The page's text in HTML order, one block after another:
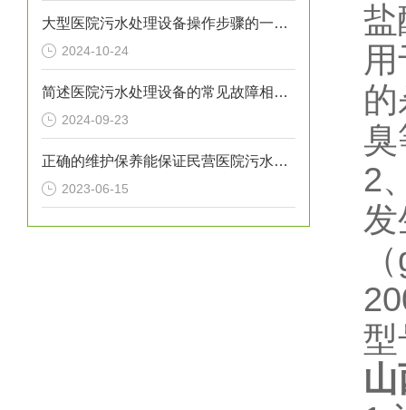
大型医院污水处理设备操作步骤的一般指南
2024-10-24
简述医院污水处理设备的常见故障相应解决方法
2024-09-23
正确的维护保养能保证民营医院污水处理设备正常运转
2023-06-15
盐
2
型